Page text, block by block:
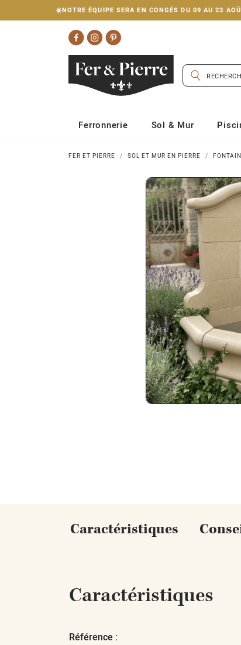
☀️NOTRE ÉQUIPE SERA EN CONGÉS DU 09 AU 23
Ferronnerie Sol & Mur
FER ET PIERRE SOL ET MUR EN PIERRE
Caractéristiques
Caractéristiques
Référence :